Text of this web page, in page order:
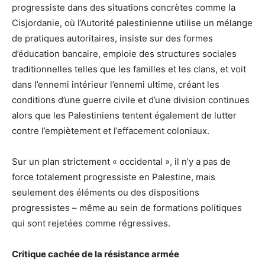
progressiste dans des situations concrètes comme la
Cisjordanie, où l’Autorité palestinienne utilise un mélange
de pratiques autoritaires, insiste sur des formes
d’éducation bancaire, emploie des structures sociales
traditionnelles telles que les familles et les clans, et voit
dans l’ennemi intérieur l’ennemi ultime, créant les
conditions d’une guerre civile et d’une division continues
alors que les Palestiniens tentent également de lutter
contre l’empiètement et l’effacement coloniaux.
Sur un plan strictement « occidental », il n’y a pas de
force totalement progressiste en Palestine, mais
seulement des éléments ou des dispositions
progressistes – même au sein de formations politiques
qui sont rejetées comme régressives.
Critique cachée de la résistance armée